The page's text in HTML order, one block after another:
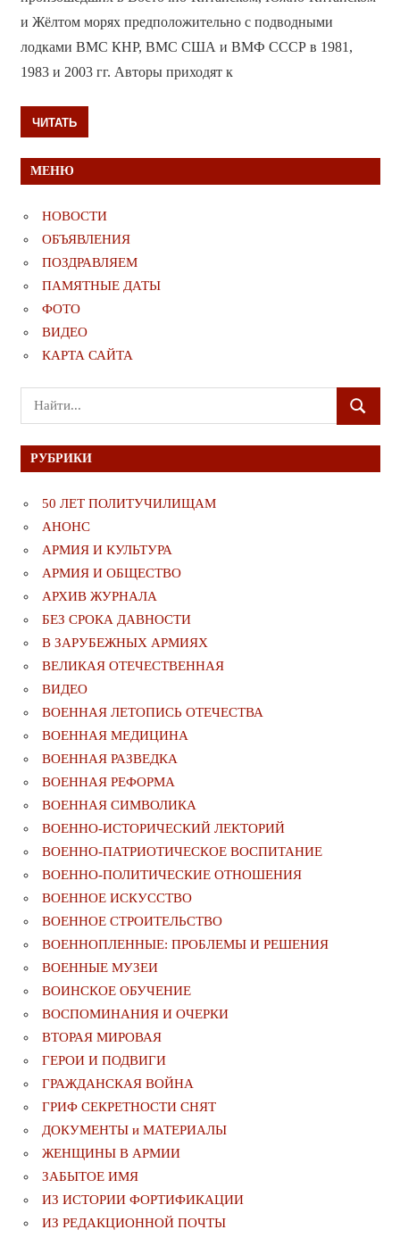
и Жёлтом морях предположительно с подводными
лодками ВМС КНР, ВМС США и ВМФ СССР в 1981,
1983 и 2003 гг. Авторы приходят к
ЧИТАТЬ
МЕНЮ
НОВОСТИ
ОБЪЯВЛЕНИЯ
ПОЗДРАВЛЯЕМ
ПАМЯТНЫЕ ДАТЫ
ФОТО
ВИДЕО
КАРТА САЙТА
Поиск
для:
ПОИСК
РУБРИКИ
50 ЛЕТ ПОЛИТУЧИЛИЩАМ
АНОНС
АРМИЯ И КУЛЬТУРА
АРМИЯ И ОБЩЕСТВО
АРХИВ ЖУРНАЛА
БЕЗ СРОКА ДАВНОСТИ
В ЗАРУБЕЖНЫХ АРМИЯХ
ВЕЛИКАЯ ОТЕЧЕСТВЕННАЯ
ВИДЕО
ВОЕННАЯ ЛЕТОПИСЬ ОТЕЧЕСТВА
ВОЕННАЯ МЕДИЦИНА
ВОЕННАЯ РАЗВЕДКА
ВОЕННАЯ РЕФОРМА
ВОЕННАЯ СИМВОЛИКА
ВОЕННО-ИСТОРИЧЕСКИЙ ЛЕКТОРИЙ
ВОЕННО-ПАТРИОТИЧЕСКОЕ ВОСПИТАНИЕ
ВОЕННО-ПОЛИТИЧЕСКИE ОТНОШЕНИЯ
ВОЕННОЕ ИСКУССТВО
ВОЕННОЕ СТРОИТЕЛЬСТВО
ВОЕННОПЛЕННЫЕ: ПРОБЛЕМЫ И РЕШЕНИЯ
ВОЕННЫЕ МУЗЕИ
ВОИНСКОЕ ОБУЧЕНИЕ
ВОСПОМИНАНИЯ И ОЧЕРКИ
ВТОРАЯ МИРОВАЯ
ГЕРОИ И ПОДВИГИ
ГРАЖДАНСКАЯ ВОЙНА
ГРИФ СЕКРЕТНОСТИ СНЯТ
ДОКУМЕНТЫ и МАТЕРИАЛЫ
ЖЕНЩИНЫ В АРМИИ
ЗАБЫТОЕ ИМЯ
ИЗ ИСТОРИИ ФОРТИФИКАЦИИ
ИЗ РЕДАКЦИОННОЙ ПОЧТЫ